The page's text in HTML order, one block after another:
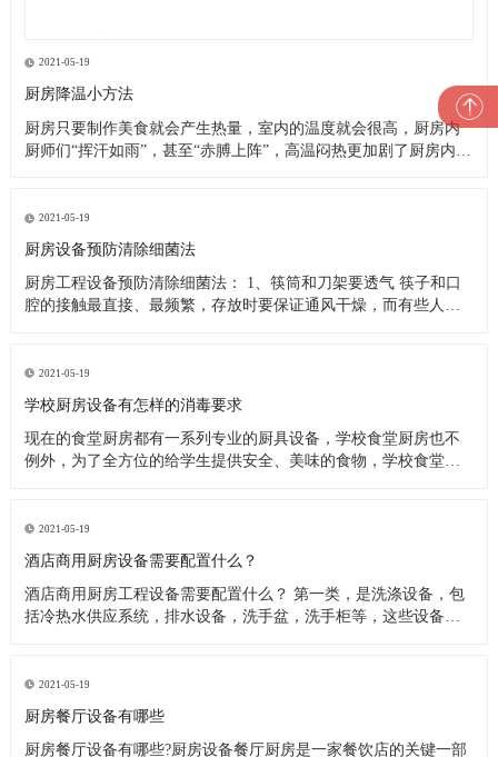
2021-05-19
厨房降温小方法
厨房只要制作美食就会产生热量，室内的温度就会很高，厨房内
厨师们“挥汗如雨”，甚至“赤膊上阵”，高温闷热更加剧了厨房内的
热，严重影响厨师们的身心健康，大大降低了他们的工作效率及
工作热情
2021-05-19
厨房设备预防清除细菌法
厨房工程设备预防清除细菌法： 1、筷筒和刀架要透气 筷子和口
腔的接触最直接、最频繁，存放时要保证通风干燥，而有些人把
筒，并把它钉在墙上或放在通风处，这样能很快把水沥干。还有
人习惯在筷子上搭
2021-05-19
学校厨房设备有怎样的消毒要求
现在的食堂厨房都有一系列专业的厨具设备，学校食堂厨房也不
例外，为了全方位的给学生提供安全、美味的食物，学校食堂厨
校食堂厨房设备清洗消毒要求 1、使用后的餐具必须在指定的餐具
洗涤槽内将食
2021-05-19
酒店商用厨房设备需要配置什么？
酒店商用厨房工程设备需要配置什么？ 第一类，是洗涤设备，包
括冷热水供应系统，排水设备，洗手盆，洗手柜等，这些设备在
类，是饮食用具，主要包括餐厅家具和饮食用具。 第三类，食物
用具。炊具，
2021-05-19
厨房餐厅设备有哪些
厨房餐厅设备有哪些?厨房设备餐厅厨房是一家餐饮店的关键一部